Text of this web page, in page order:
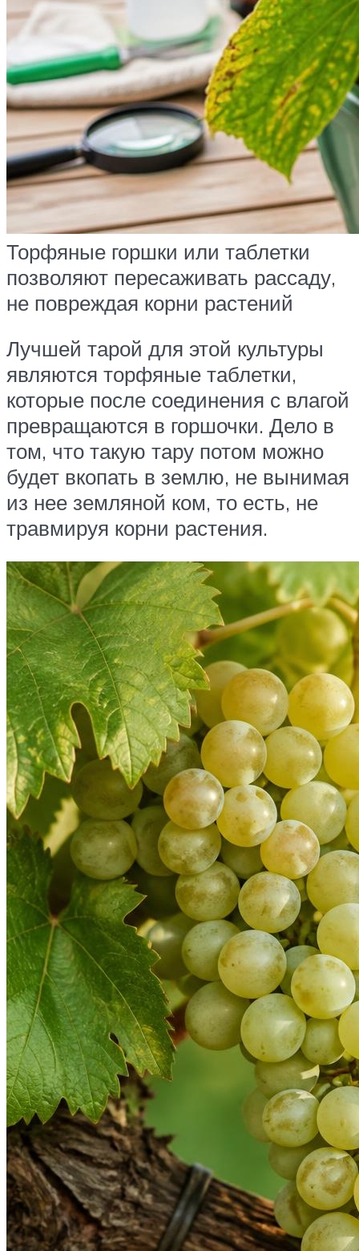
Торфяные горшки или таблетки
позволяют пересаживать рассаду,
не повреждая корни растений
Лучшей тарой для этой культуры
являются торфяные таблетки,
которые после соединения с влагой
превращаются в горшочки. Дело в
том, что такую тару потом можно
будет вкопать в землю, не вынимая
из нее земляной ком, то есть, не
травмируя корни растения.